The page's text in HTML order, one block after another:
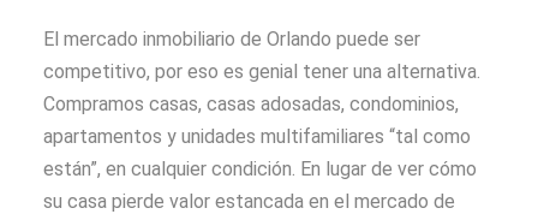
El mercado inmobiliario de Orlando puede ser
competitivo, por eso es genial tener una alternativa.
Compramos casas, casas adosadas, condominios,
apartamentos y unidades multifamiliares “tal como
están”, en cualquier condición. En lugar de ver cómo
su casa pierde valor estancada en el mercado de